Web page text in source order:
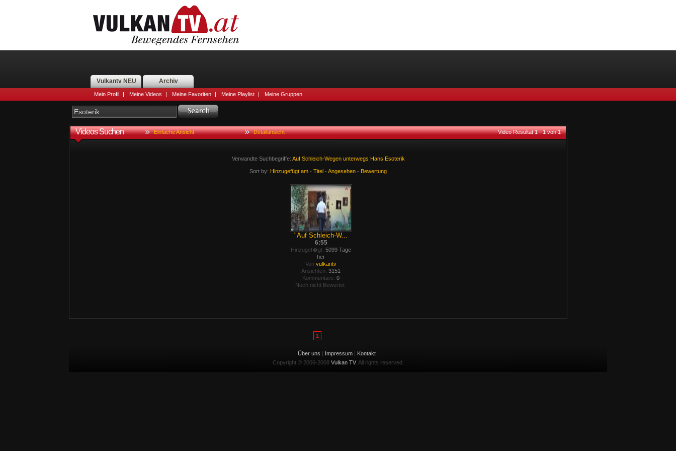
Vulkantv NEU Archiv
Mein Profil | Meine Videos | Meine Favoriten | Meine Playlist | Meine Gruppen
Videos Suchen Einfache Ansicht Detailansicht Video Resultat 1 - 1 von 1
Verwandte Suchbegriffe: Auf Schleich-Wegen unterwegs Hans Esoterik
Sort by: Hinzugefügt am - Titel - Angesehen - Bewertung
"Auf Schleich-W...
6:55
Hinzugef�gt: 5099 Tage
her
Von vulkantv
Ansichten: 3151
Kommentare: 0
Noch nicht Bewertet
1
Über uns | Impressum| Kontakt|
Copyright © 2006-2008 Vulkan TV. All rights reserved.